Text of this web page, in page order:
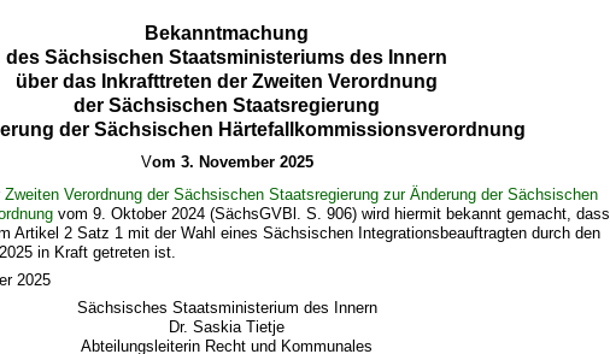
Bekanntmachung
des Sächsischen Staatsministeriums des Innern
über das Inkrafttreten der Zweiten Verordnung
der Sächsischen Staatsregierung
der Sächsischen Härtefallkommissionsverordnung
Vom 3. November 2025
Zweiten Verordnung der Sächsischen Staatsregierung zur Änderung der Sächsischen
vom 9. Oktober 2024 (SächsGVBl. S. 906) wird hiermit bekannt gemacht, dass
Artikel 2 Satz 1 mit der Wahl eines Sächsischen Integrationsbeauftragten durch den
in Kraft getreten ist.
2025
Sächsisches Staatsministerium des Innern
Dr. Saskia Tietje
Abteilungsleiterin Recht und Kommunales